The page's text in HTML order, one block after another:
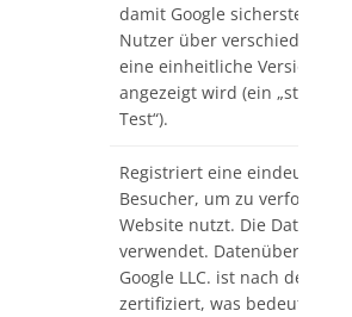
damit Google sicherstellen,
Nutzer über verschiedene
eine einheitliche Version
angezeigt wird (ein
Test“).
Registriert eine eindeutige
Besucher, um zu verfolgen,
Website nutzt. Die Daten
verwendet.
Google LLC. ist nach dem
zertifiziert, was bedeutet,